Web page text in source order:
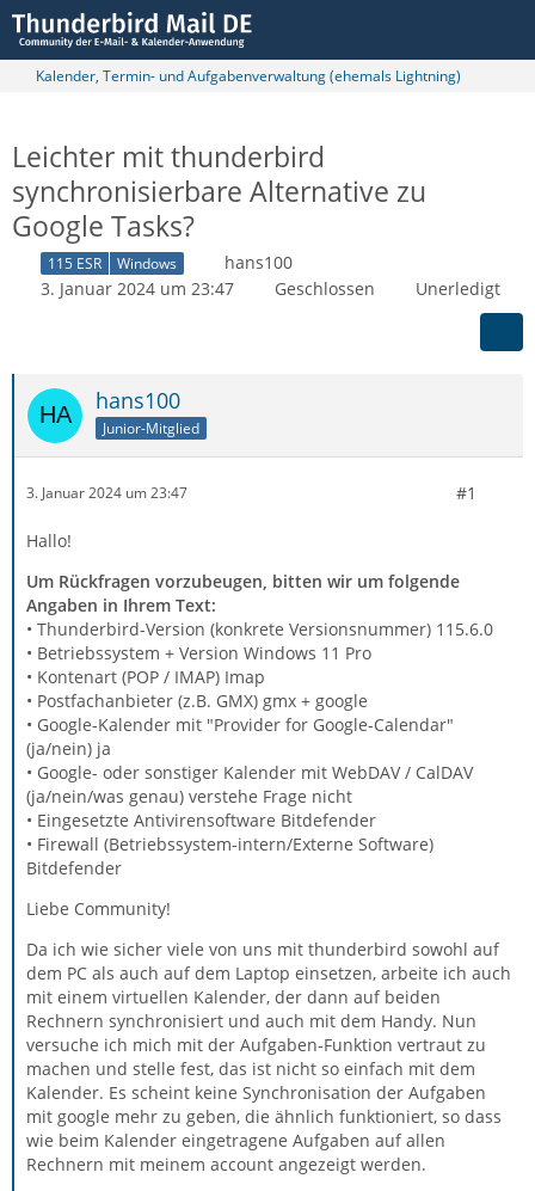
Kalender, Termin- und Aufgabenverwaltung (ehemals Lightning)
Leichter mit thunderbird
synchronisierbare Alternative zu
Google Tasks?
115 ESR Windows
hans100
3. Januar 2024 um 23:47
Geschlossen Unerledigt
hans100
Junior-Mitglied
3. Januar 2024 um 23:47 #1
Hallo!
Um Rückfragen vorzubeugen, bitten wir um folgende
Angaben in Ihrem Text:
• Thunderbird-Version (konkrete Versionsnummer) 115.6.0
• Betriebssystem + Version Windows 11 Pro
• Kontenart (POP / IMAP) Imap
• Postfachanbieter (z.B. GMX) gmx + google
• Google-Kalender mit "Provider for Google-Calendar"
(ja/nein) ja
• Google- oder sonstiger Kalender mit WebDAV / CalDAV
(ja/nein/was genau) verstehe Frage nicht
• Eingesetzte Antivirensoftware Bitdefender
• Firewall (Betriebssystem-intern/Externe Software)
Bitdefender
Liebe Community!
Da ich wie sicher viele von uns mit thunderbird sowohl auf
dem PC als auch auf dem Laptop einsetzen, arbeite ich auch
mit einem virtuellen Kalender, der dann auf beiden
Rechnern synchronisiert und auch mit dem Handy. Nun
versuche ich mich mit der Aufgaben-Funktion vertraut zu
machen und stelle fest, das ist nicht so einfach mit dem
Kalender. Es scheint keine Synchronisation der Aufgaben
mit google mehr zu geben, die ähnlich funktioniert, so dass
wie beim Kalender eingetragene Aufgaben auf allen
Rechnern mit meinem account angezeigt werden.